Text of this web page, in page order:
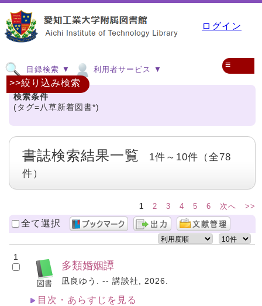
ログイン
目録検索 ▼ 利用者サービス ▼
≡
>>絞り込み検索
検索条件
(タグ=八草新着図書*)
書誌検索結果一覧
1件～10件（全78
件）
1 2 3 4 5 6 次へ >>
全て選択
1
多類婚姻譚
凪良ゆう. -- 講談社, 2026.
目次・あらすじを見る